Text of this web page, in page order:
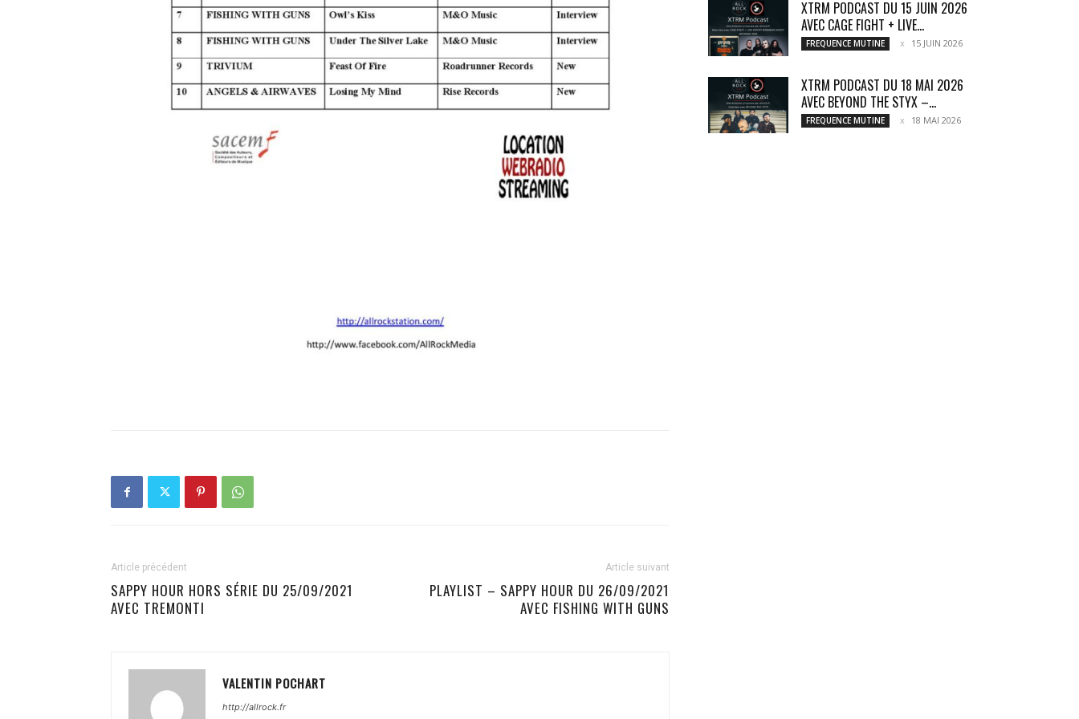
Article précédent
SAPPY HOUR HORS SÉRIE DU 25/09/2021
AVEC TREMONTI
Article suivant
PLAYLIST – SAPPY HOUR DU 26/09/2021
AVEC FISHING WITH GUNS
VALENTIN POCHART
http://allrock.fr
XTRM PODCAST DU 15 JUIN 2026
AVEC CAGE FIGHT + LIVE...
FREQUENCE MUTINE 15 JUIN 2026
XTRM PODCAST DU 18 MAI 2026
AVEC BEYOND THE STYX –...
FREQUENCE MUTINE 18 MAI 2026